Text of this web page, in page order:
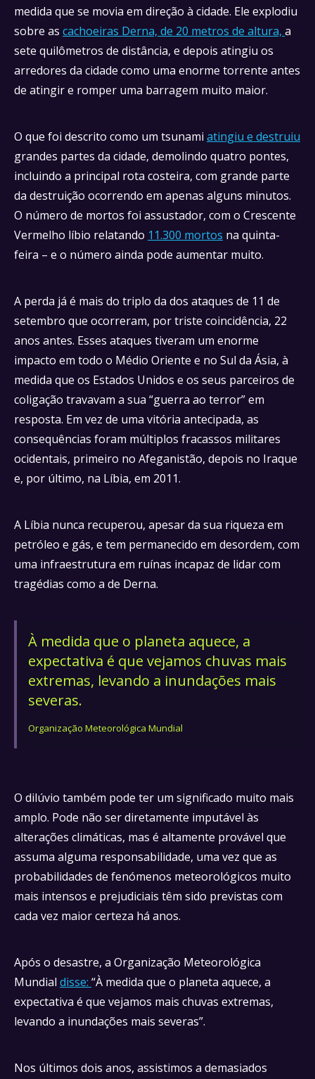
medida que se movia em direção à cidade. Ele explodiu
sobre as cachoeiras Derna, de 20 metros de altura, a
sete quilômetros de distância, e depois atingiu os
arredores da cidade como uma enorme torrente antes
de atingir e romper uma barragem muito maior.
O que foi descrito como um tsunami atingiu e destruiu
grandes partes da cidade, demolindo quatro pontes,
incluindo a principal rota costeira, com grande parte
da destruição ocorrendo em apenas alguns minutos.
O número de mortos foi assustador, com o Crescente
Vermelho líbio relatando 11.300 mortos na quinta-
feira – e o número ainda pode aumentar muito.
A perda já é mais do triplo da dos ataques de 11 de
setembro que ocorreram, por triste coincidência, 22
anos antes. Esses ataques tiveram um enorme
impacto em todo o Médio Oriente e no Sul da Ásia, à
medida que os Estados Unidos e os seus parceiros de
coligação travavam a sua “guerra ao terror” em
resposta. Em vez de uma vitória antecipada, as
consequências foram múltiplos fracassos militares
ocidentais, primeiro no Afeganistão, depois no Iraque
e, por último, na Líbia, em 2011.
A Líbia nunca recuperou, apesar da sua riqueza em
petróleo e gás, e tem permanecido em desordem, com
uma infraestrutura em ruínas incapaz de lidar com
tragédias como a de Derna.
À medida que o planeta aquece, a
expectativa é que vejamos chuvas mais
extremas, levando a inundações mais
severas.
Organização Meteorológica Mundial
O dilúvio também pode ter um significado muito mais
amplo. Pode não ser diretamente imputável às
alterações climáticas, mas é altamente provável que
assuma alguma responsabilidade, uma vez que as
probabilidades de fenómenos meteorológicos muito
mais intensos e prejudiciais têm sido previstas com
cada vez maior certeza há anos.
Após o desastre, a Organização Meteorológica
Mundial disse: “À medida que o planeta aquece, a
expectativa é que vejamos mais chuvas extremas,
levando a inundações mais severas”.
Nos últimos dois anos, assistimos a demasiados